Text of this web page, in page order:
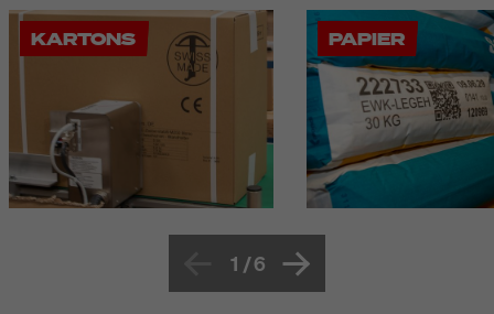
KARTONS PAPIER
1 /6